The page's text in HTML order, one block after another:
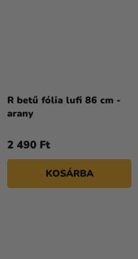
R betű fólia lufi 86 cm -
arany
2 490 Ft
KOSÁRBA